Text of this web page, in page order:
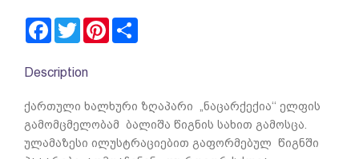
Facebook
TwitterPinterest
Description
ქართული ხალხური ზღაპარი „ნაცარქექია‘‘ ელფის
გამომცმელობამ ბალიშა წიგნის სახით გამოსცა.
ულამაზესი ილუსტრაციებით გაფორმებულ წიგნში